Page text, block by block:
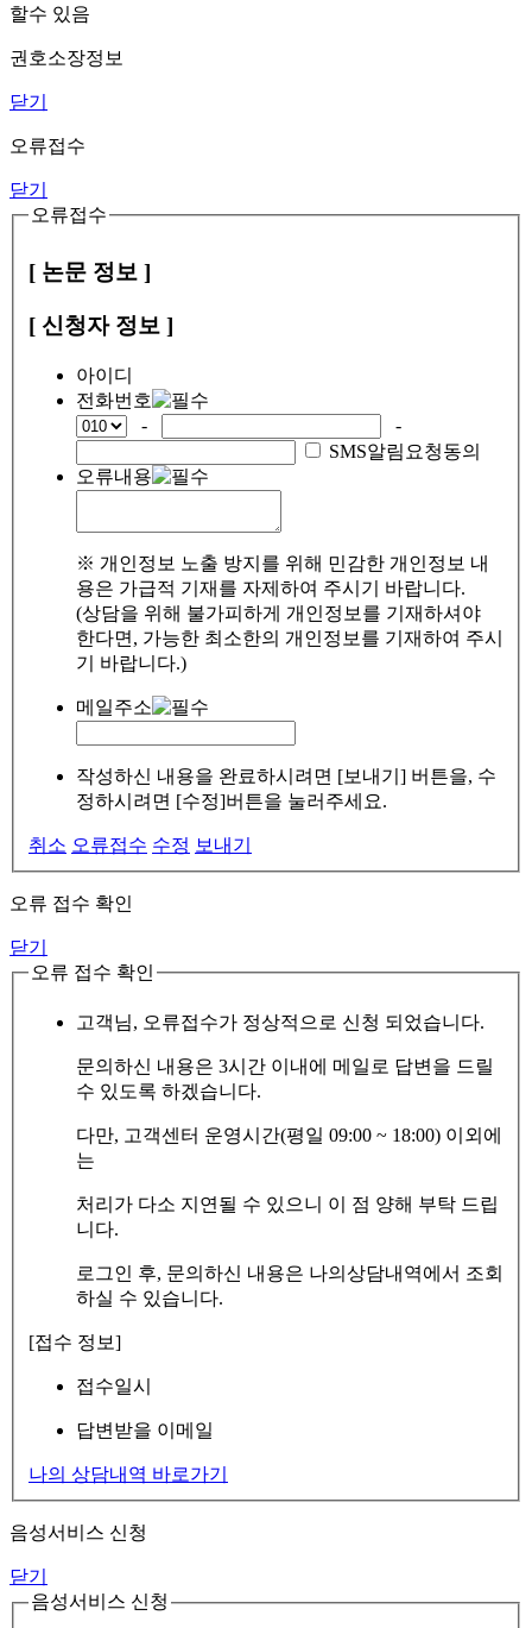
할수 있음
권호소장정보
닫기
오류접수
닫기
오류접수
[ 논문 정보 ]
[ 신청자 정보 ]
아이디
전화번호
-
-
SMS알림요청동의
오류내용
※ 개인정보 노출 방지를 위해 민감한 개인정보 내
용은 가급적 기재를 자제하여 주시기 바랍니다.
(상담을 위해 불가피하게 개인정보를 기재하셔야
한다면, 가능한 최소한의 개인정보를 기재하여 주시
기 바랍니다.)
메일주소
작성하신 내용을 완료하시려면 [보내기] 버튼을, 수
정하시려면 [수정]버튼을 눌러주세요.
취소 오류접수 수정 보내기
오류 접수 확인
닫기
오류 접수 확인
고객님, 오류접수가 정상적으로 신청 되었습니다.
문의하신 내용은 3시간 이내에 메일로 답변을 드릴
수 있도록 하겠습니다.
다만, 고객센터 운영시간(평일 09:00 ~ 18:00) 이외에
는
처리가 다소 지연될 수 있으니 이 점 양해 부탁 드립
니다.
로그인 후, 문의하신 내용은 나의상담내역에서 조회
하실 수 있습니다.
[접수 정보]
접수일시
답변받을 이메일
나의 상담내역 바로가기
음성서비스 신청
닫기
음성서비스 신청